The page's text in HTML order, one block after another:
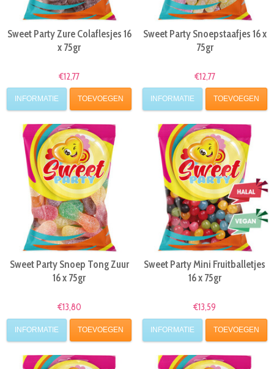
Sweet Party Zure Colaflesjes 16
x 75gr
€12,77
INFORMATIE TOEVOEGEN
Sweet Party Snoepstaafjes 16 x
75gr
€12,77
INFORMATIE TOEVOEGEN
Sweet Party Snoep Tong Zuur
16 x 75gr
€13,80
INFORMATIE TOEVOEGEN
Sweet Party Mini Fruitballetjes
16 x 75gr
€13,59
INFORMATIE TOEVOEGEN